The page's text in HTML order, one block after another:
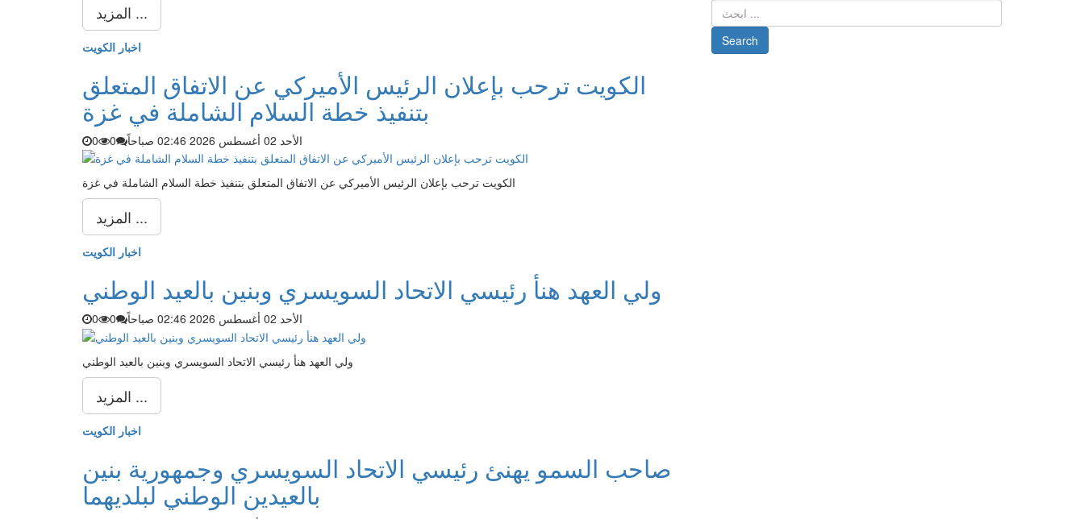
المزيد ...
اخبار الكويت
الكويت ترحب بإعلان الرئيس الأميركي عن الاتفاق المتعلق
بتنفيذ خطة السلام الشاملة في غزة
الأحد 02 أغسطس 2026 02:46 صباحاً 0
0
الكويت ترحب بإعلان الرئيس الأميركي عن الاتفاق المتعلق بتنفيذ خطة السلام الشاملة في غزة
المزيد ...
اخبار الكويت
ولي العهد هنأ رئيسي الاتحاد السويسري وبنين بالعيد الوطني
الأحد 02 أغسطس 2026 02:46 صباحاً 0
0
ولي العهد هنأ رئيسي الاتحاد السويسري وبنين بالعيد الوطني
المزيد ...
اخبار الكويت
صاحب السمو يهنئ رئيسي الاتحاد السويسري وجمهورية بنين
بالعيدين الوطني لبلديهما